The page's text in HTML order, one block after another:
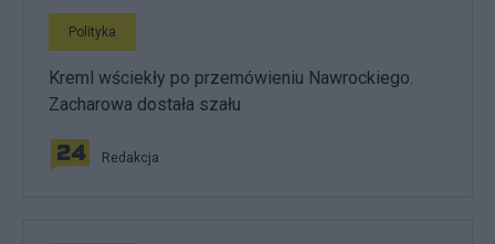
Polityka
Kreml wściekły po przemówieniu Nawrockiego.
Zacharowa dostała szału
Redakcja